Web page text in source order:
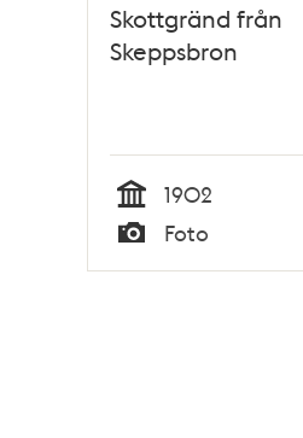
Skottgränd från
Skeppsbron
Tid
1902
Typ
Foto